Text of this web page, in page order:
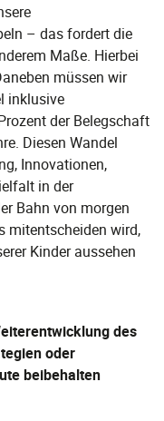
– das fordert die
Maße. Hierbei
müssen wir
inklusive
der Belegschaft
Diesen Wandel
Innovationen,
in der
Bahn von morgen
mitentscheiden wird,
Kinder aussehen
des
oder
beibehalten